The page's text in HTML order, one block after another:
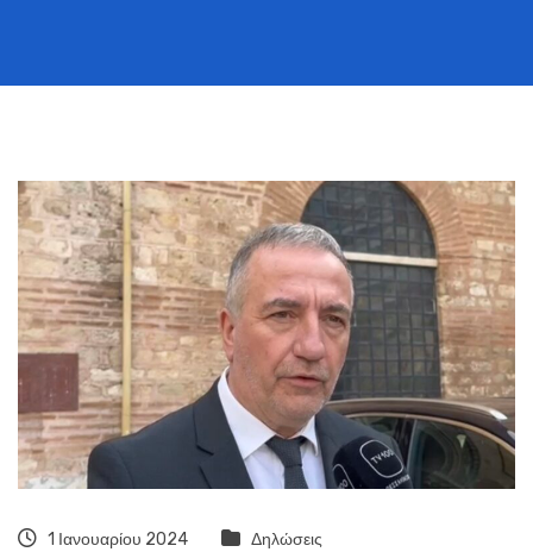
1 Ιανουαρίου 2024 Δηλώσεις